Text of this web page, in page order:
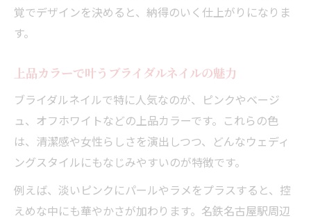
覚でデザインを決めると、納得のいく仕上がりになりま
す。
上品カラーで叶うブライダルネイルの魅力
ブライダルネイルで特に人気なのが、ピンクやベージ
ュ、オフホワイトなどの上品カラーです。これらの色
は、清潔感や女性らしさを演出しつつ、どんなウェディ
ングスタイルにもなじみやすいのが特徴です。
例えば、淡いピンクにパールやラメをプラスすると、控
えめな中にも華やかさが加わります。名鉄名古屋駅周辺